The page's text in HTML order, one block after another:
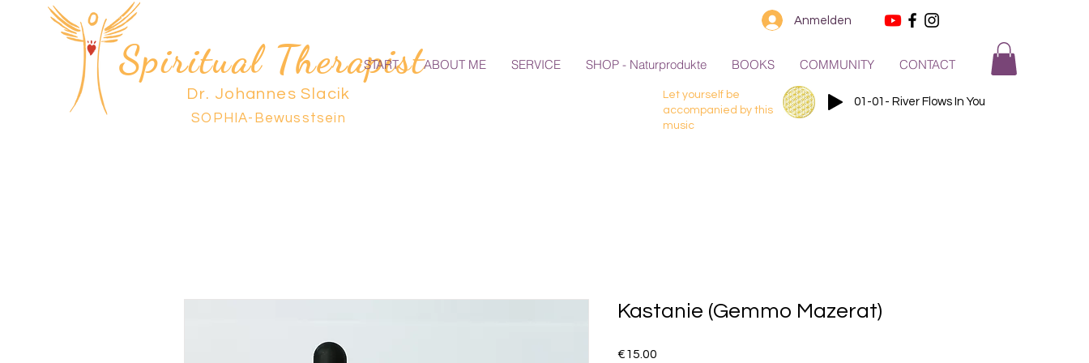
Dr. Johannes Slacik
Spiritual Therapist
SOPHIA-Bewusstsein
Anmelden
START ABOUT ME SERVICE SHOP - Naturprodukte BOOKS COMMUNITY CONTACT
Let yourself be
accompanied by this
music
01-01- River Flows In You
Kastanie (Gemmo Mazerat)
€15.00